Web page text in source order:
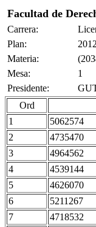
Facultad de
Carrera:
Plan:
2012
Materia:
Mesa:
1
Presidente:
Ord
1
5062574
2 4735470
3 4964562
4 4539144
5 4626070
6 5211267
7 4718532